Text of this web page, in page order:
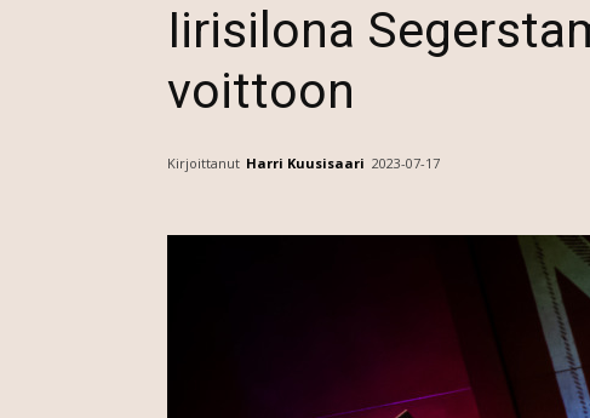
Iirisilona
voittoon
Kirjoittanut Harri Kuusisaari 2023-07-17